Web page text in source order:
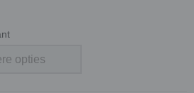
opties